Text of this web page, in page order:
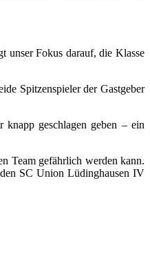
unser Fokus darauf, die Klasse
Spitzenspieler der Gastgeber
geschlagen geben – ein
Team gefährlich werden kann.
SC Union Lüdinghausen IV